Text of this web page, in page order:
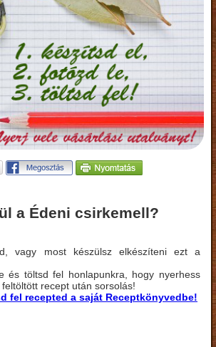
a Édeni csirkemell?
vagy most készülsz elkészíteni ezt a
és töltsd fel honlapunkra, hogy nyerhess
recept után sorsolás!
fel recepted a saját Receptkönyvedbe!